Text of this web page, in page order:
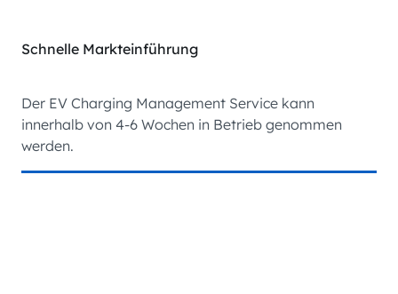
Schnelle Markteinführung
Der EV Charging Management Service kann
innerhalb von 4-6 Wochen in Betrieb genommen
werden.